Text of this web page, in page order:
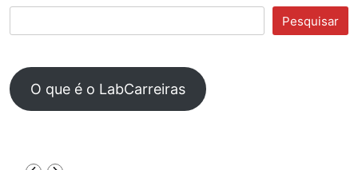
Pesquisar
O que é o LabCarreiras